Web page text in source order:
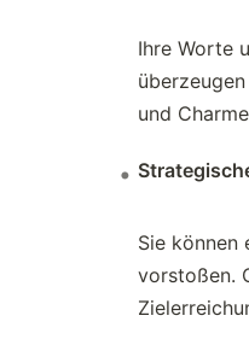
Ihre Worte
und
Sie können
vorstoßen.